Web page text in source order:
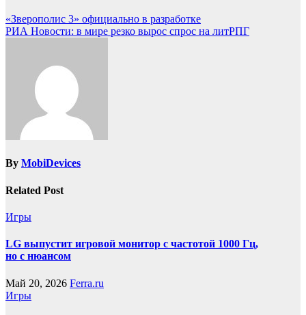
«Зверополис 3» официально в разработке
РИА Новости: в мире резко вырос спрос на литРПГ
By MobiDevices
Related Post
Игры
LG выпустит игровой монитор с частотой 1000 Гц,
но с нюансом
Май 20, 2026 Ferra.ru
Игры